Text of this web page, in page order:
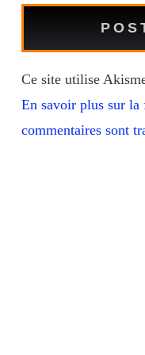
Ce site utilise
En savoir plus sur la
commentaires sont